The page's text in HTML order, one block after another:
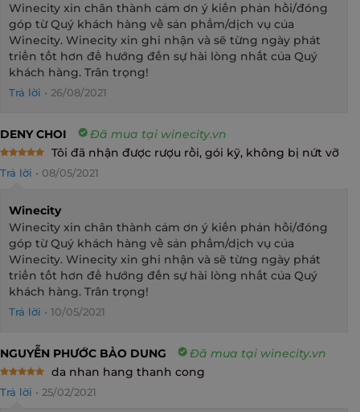
Winecity xin chân thành cảm ơn ý kiến phản hồi/đóng
góp từ Quý khách hàng về sản phẩm/dịch vụ của
Winecity. Winecity xin ghi nhận và sẽ từng ngày phát
triển tốt hơn để hướng đến sự hài lòng nhất của Quý
khách hàng. Trân trọng!
Trả lời • 26/08/2021
DENY CHOI Đã mua tại winecity.vn
out of 5
Tôi đã nhận được rượu rồi, gói kỹ, không bị nứt vỡ
Trả lời • 08/05/2021
Winecity
Winecity xin chân thành cảm ơn ý kiến phản hồi/đóng
góp từ Quý khách hàng về sản phẩm/dịch vụ của
Winecity. Winecity xin ghi nhận và sẽ từng ngày phát
triển tốt hơn để hướng đến sự hài lòng nhất của Quý
khách hàng. Trân trọng!
Trả lời • 10/05/2021
NGUYỄN PHƯỚC BẢO DUNG Đã mua tại winecity.vn
out of 5
da nhan hang thanh cong
Trả lời • 25/02/2021